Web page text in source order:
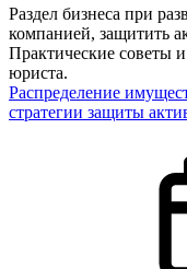
Раздел бизнеса при
компанией, защитить
Практические советы
юриста.
Распределение
стратегии защиты